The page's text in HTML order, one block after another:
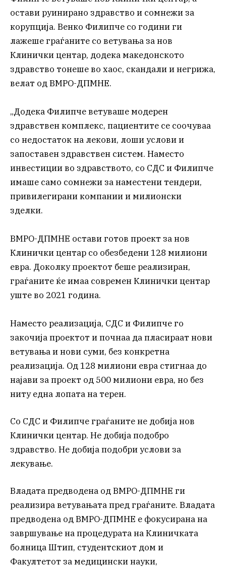
остави руинирано здравство и сомнежи за
корупција. Венко Филипче со години ги
лажеше граѓаните со ветувања за нов
Клинички центар, додека македонското
здравство тонеше во хаос, скандали и негрижа,
велат од ВМРО-ДПМНЕ.
„Додека Филипче ветуваше модерен
здравствен комплекс, пациентите се соочуваа
со недостаток на лекови, лоши услови и
запоставен здравствен систем. Наместо
инвестиции во здравството, со СДС и Филипче
имаше само сомнежи за наместени тендери,
привилегирани компании и милионски
зделки.
ВМРО-ДПМНЕ остави готов проект за нов
Клинички центар со обезбедени 128 милиони
евра. Доколку проектот беше реализиран,
граѓаните ќе имаа современ Клинички центар
уште во 2021 година.
Наместо реализација, СДС и Филипче го
закочија проектот и почнаа да пласираат нови
ветувања и нови суми, без конкретна
реализација. Од 128 милиони евра стигнаа до
најави за проект од 500 милиони евра, но без
ниту една лопата на терен.
Со СДС и Филипче граѓаните не добија нов
Клинички центар. Не добија подобро
здравство. Не добија подобри услови за
лекување.
Владата предводена од ВМРО-ДПМНЕ ги
реализира ветувањата пред граѓаните. Владата
предводена од ВМРО-ДПМНЕ е фокусирана на
завршување на процедурата на Клиничката
болница Штип, студентскиот дом и
Факултетот за медицински науки,